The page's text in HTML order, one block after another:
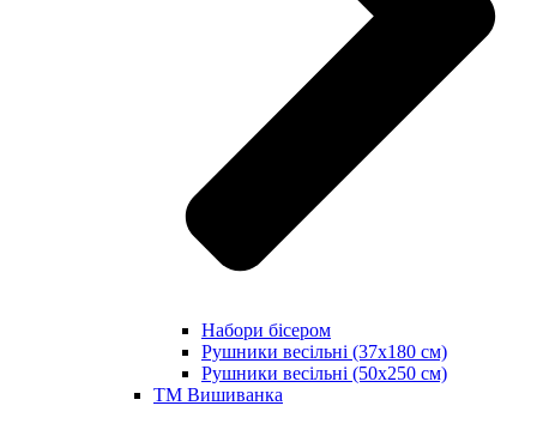
Набори бісером
Рушники весільні (37х180 см)
Рушники весільні (50х250 см)
ТМ Вишиванка